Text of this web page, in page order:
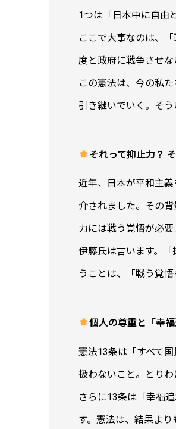
1つは「日本中に自由
ここで大事なのは、
度と政府に戦争させな
この憲法は、今の私
引き継いでいく。そう
それって抑止力？
近年、日本が平和主
介されました。その
力には戦う覚悟が必要
伊藤氏は言います。
うことは、「戦う覚
個人の尊重と「幸
憲法13条は「すべて
扱わないこと。とりわ
さらに13条は「幸福
す。憲法は、結果より